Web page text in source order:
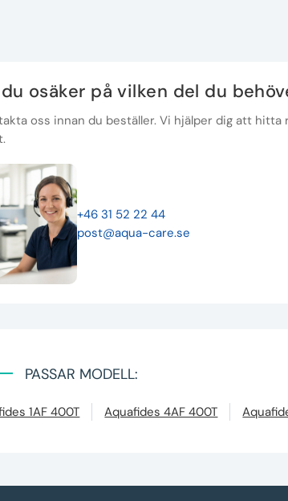
osäker på vilken del du
oss innan du beställer. Vi hjälper dig att
+46 31 52 22 44
post@aqua-care.se
PASSAR MODELL:
1AF 400T Aquafides 4AF 400T